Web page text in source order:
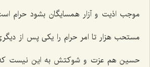
موجب اذیت و آزار همسایگان بشود حرام
مستحب هزار تا امر حرام را یکی پس از
حسین هم عزت و شوکتش به این نیست که